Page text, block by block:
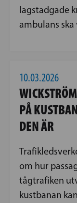
lagstadgade
ambulans
10.03.2026
PÅ
DEN ÄR
om hur
tågtrafiken
kustbanan